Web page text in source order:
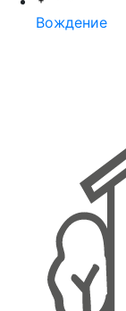
Вождение